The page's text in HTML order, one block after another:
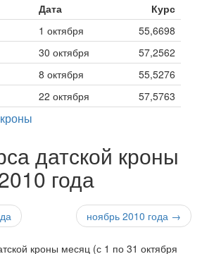
Дата
Курс
1 октября
55,6698
30 октября
57,2562
8 октября
55,5276
22 октября 57,5763
датской кроны
года
ноябрь 2010 года →